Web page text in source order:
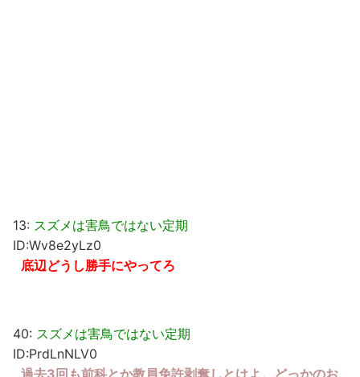
13: スズメは害鳥ではない定期
ID:Wv8e2yLz0
底辺どうし勝手にやってろ
40: スズメは害鳥ではない定期
ID:PrdLnNLV0
過去3回も前科とか教員免許剥奪しとけよ。どっかのお